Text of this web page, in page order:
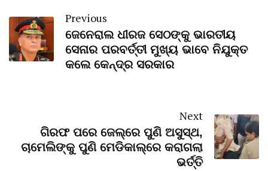
Previous
ଜେନେରାଲ ଧୀରଜ ସେଠଙ୍କୁ ଭାରତୀୟ
ସେନାର ପରବର୍ତ୍ତୀ ମୁଖ୍ୟ ଭାବେ ନିଯୁକ୍ତ
କଲେ କେନ୍ଦ୍ର ସରକାର
Next
ଗିରଫ ପରେ ଜେଲ୍‌ରେ ପୁଣି ଅସୁସ୍ଥ,
ଚାମେଲିଙ୍କୁ ପୁଣି ମେଡିକାଲ୍‌ରେ କରାଗଲା
ଭର୍ତ୍ତି